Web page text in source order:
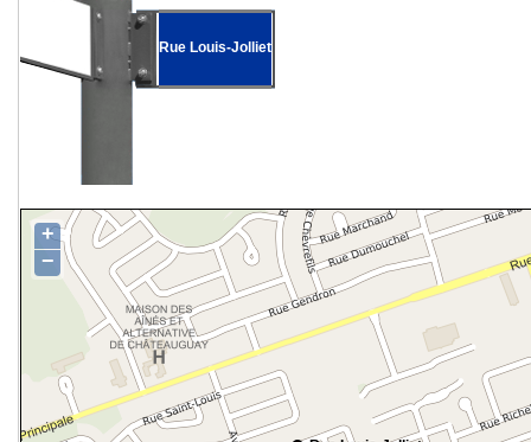
Rue Louis-Jolliet
+
−